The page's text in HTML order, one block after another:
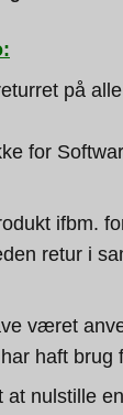
på
for
ifbm.
retur i
været
haft brug
at nulstille